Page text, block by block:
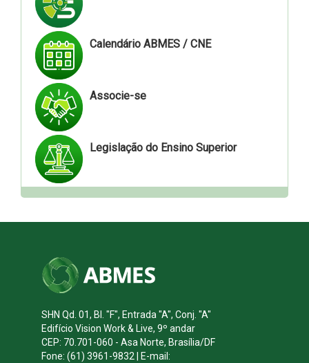
Calendário ABMES / CNE
Associe-se
Legislação do Ensino Superior
SHN Qd. 01, Bl. "F", Entrada "A", Conj. "A"
Edifício Vision Work & Live, 9º andar
CEP: 70.701-060 - Asa Norte, Brasília/DF
Fone: (61) 3961-9832 | E-mail: